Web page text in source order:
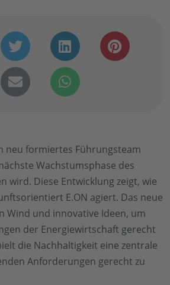
neu formiertes Führungsteam
Wachstumsphase des
wird. Diese Entwicklung zeigt, wie
E.ON agiert. Das neue
Wind und innovative Ideen, um
der Energiewirtschaft gerecht
die Nachhaltigkeit eine zentrale
Anforderungen gerecht zu